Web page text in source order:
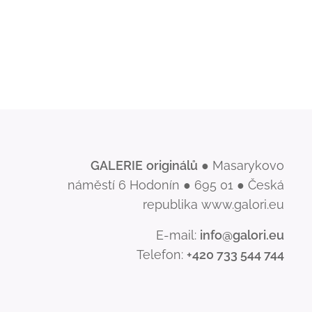
GALERIE originálů ● Masarykovo
náměstí 6 Hodonín ● 695 01 ● Česká
republika www.galori.eu
E-mail: info@galori.eu
Telefon: +420 733 544 744